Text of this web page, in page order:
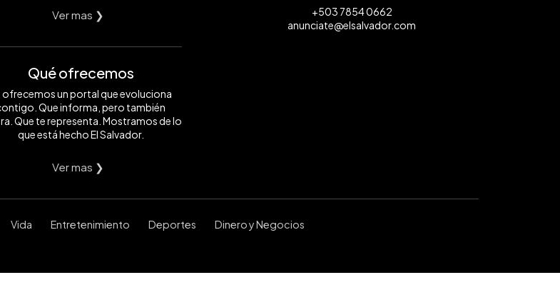
Ver mas ❯
Qué ofrecemos
ofrecemos un portal que evoluciona
Que informa, pero también
Que te representa. Mostramos de lo
que está hecho El Salvador.
Ver mas ❯
+503 7854 0662
anunciate@elsalvador.com
Vida Entretenimiento Deportes Dinero y Negocios